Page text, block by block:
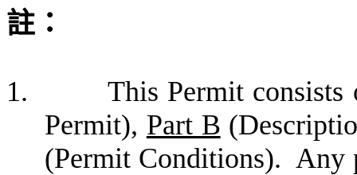
註 ：
1.
This Permit
Permit), Part B
(Permit Conditions). Any